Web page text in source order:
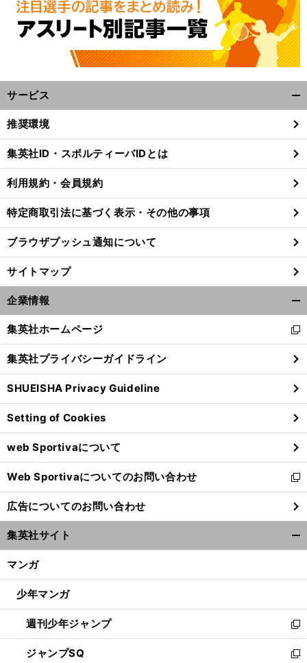
サービス
閉
る
推奨環境
集英社ID・スポルティーバIDとは
利用規約・会員規約
特定商取引法に基づく表示・その他の事項
ブラウザプッシュ通知について
サイトマップ
企業情報
閉
る
集英社ホームページ
新
し
い
ウ
ィ
ン
ド
ウ
で
開
く
集英社プライバシーガイドライン
SHUEISHA Privacy Guideline
Setting of Cookies
web Sportivaについて
Web Sportivaについてのお問い合わせ
新
し
い
ウ
ィ
ン
ウ
開
く
広告についてのお問い合わせ
集英社サイト
マンガ
少年マンガ
週刊少年ジャンプ
新
し
い
ジャンプSQ
新